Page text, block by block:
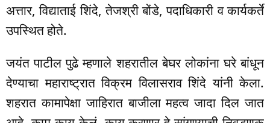
अत्तार, विद्याताई शिंदे, तेजश्री बोंडे, पदाधिकारी व कार्यकर्ते
उपस्थित होते.
जयंत पाटील पुढे म्हणाले शहरातील बेघर लोकांना घरे बांधून
देण्याचा महाराष्ट्रात विक्रम विलासराव शिंदे यांनी केला.
शहरात कामापेक्षा जाहिरात बाजीला महत्व जादा दिल जात